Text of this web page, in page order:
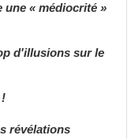
une « médiocrité »
d'illusions sur le
!
révélations